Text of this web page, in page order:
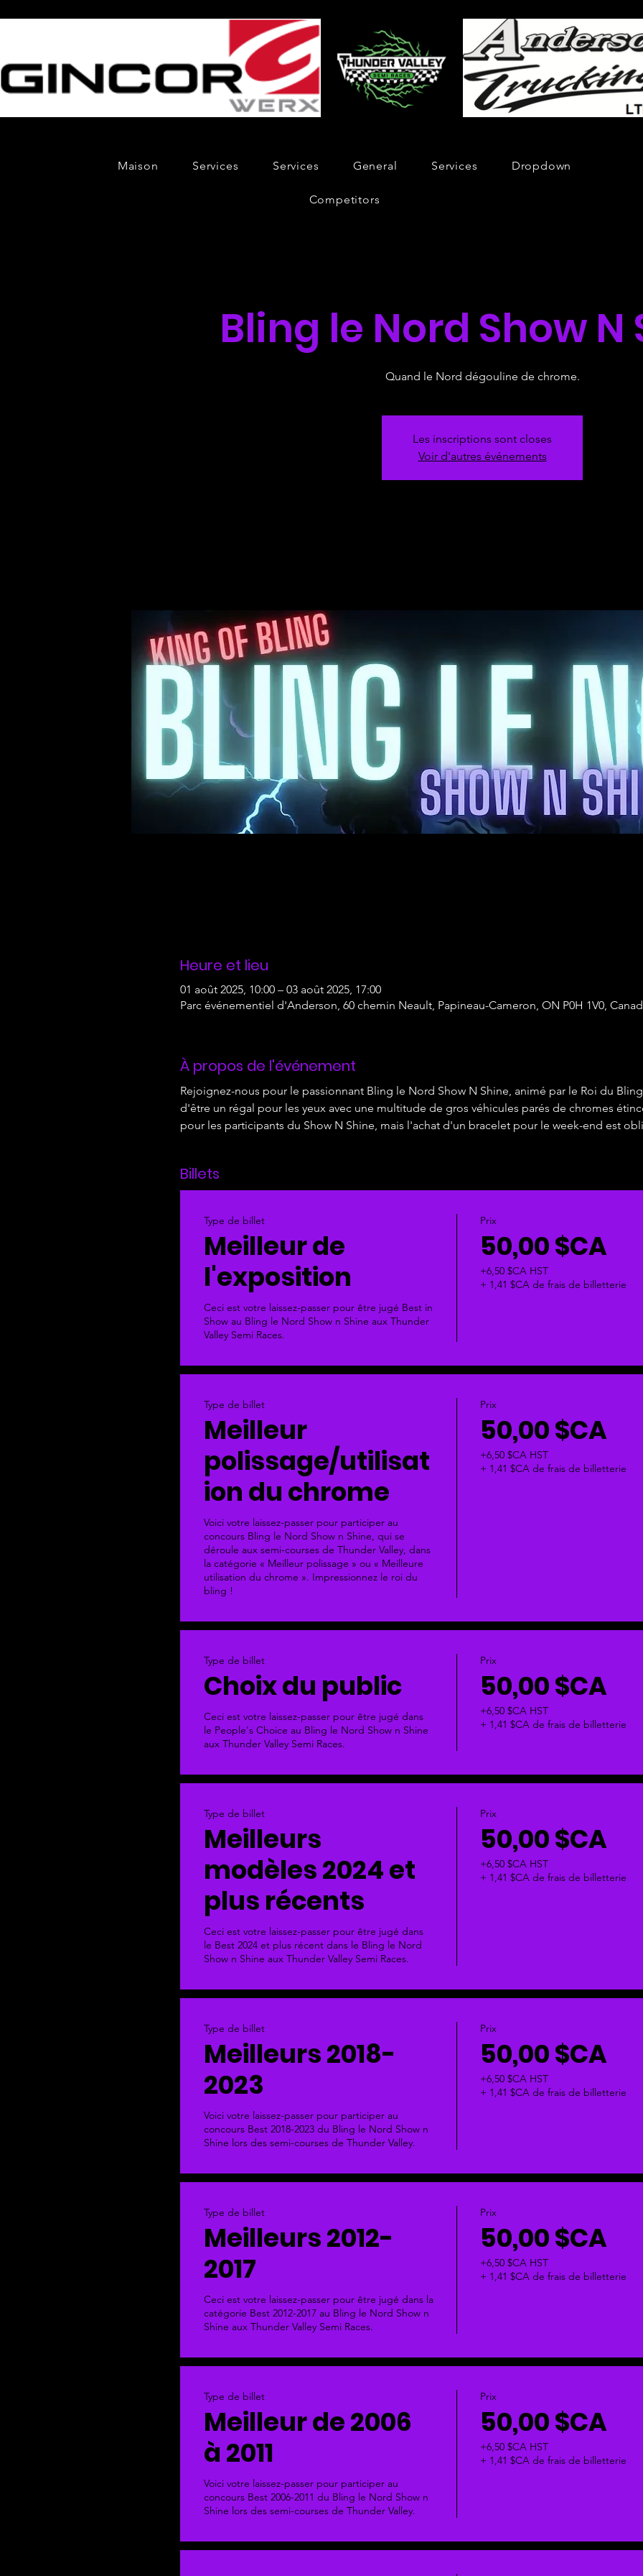
Maison Services Services General Services Dropdown
Competitors
Bling le Nord Show N
Quand le Nord dégouline de chrome.
Les inscriptions sont closes
Voir d'autres événements
Heure et lieu
01 août 2025, 10:00 – 03 août 2025, 17:00
Parc événementiel d'Anderson, 60 chemin Neault, Papineau-Cameron, ON P0H 1V0,
À propos de l'événement
Rejoignez-nous pour le passionnant Bling le Nord Show N Shine, animé par le Roi du
d'être un régal pour les yeux avec une multitude de gros véhicules parés de chromes
pour les participants du Show N Shine, mais l'achat d'un bracelet pour le week-end est
Billets
Type de billet
Meilleur de
l'exposition
Ceci est votre laissez-passer pour être jugé Best in
Show au Bling le Nord Show n Shine aux Thunder
Valley Semi Races.
Prix
50,00 $CA
+6,50 $CA HST
+ 1,41 $CA de frais de billetterie
Type de billet
Meilleur
polissage/utilisat
ion du chrome
Voici votre laissez-passer pour participer au
concours Bling le Nord Show n Shine, qui se
déroule aux semi-courses de Thunder Valley, dans
la catégorie « Meilleur polissage » ou « Meilleure
utilisation du chrome ». Impressionnez le roi du
bling !
Prix
50,00 $CA
+6,50 $CA HST
+ 1,41 $CA de frais de billetterie
Type de billet
Choix du public
Ceci est votre laissez-passer pour être jugé dans
le People's Choice au Bling le Nord Show n Shine
aux Thunder Valley Semi Races.
Prix
50,00 $CA
+6,50 $CA HST
+ 1,41 $CA de frais de billetterie
Type de billet
Meilleurs
modèles 2024 et
plus récents
Ceci est votre laissez-passer pour être jugé dans
le Best 2024 et plus récent dans le Bling le Nord
Show n Shine aux Thunder Valley Semi Races.
Prix
50,00 $CA
+6,50 $CA HST
+ 1,41 $CA de frais de billetterie
Type de billet
Meilleurs 2018-
2023
Voici votre laissez-passer pour participer au
concours Best 2018-2023 du Bling le Nord Show n
Shine lors des semi-courses de Thunder Valley.
Prix
50,00 $CA
+6,50 $CA HST
+ 1,41 $CA de frais de billetterie
Type de billet
Meilleurs 2012-
2017
Ceci est votre laissez-passer pour être jugé dans la
catégorie Best 2012-2017 au Bling le Nord Show n
Shine aux Thunder Valley Semi Races.
Prix
50,00 $CA
+6,50 $CA HST
+ 1,41 $CA de frais de billetterie
Type de billet
Meilleur de 2006
à 2011
Voici votre laissez-passer pour participer au
concours Best 2006-2011 du Bling le Nord Show n
Shine lors des semi-courses de Thunder Valley.
Prix
50,00 $CA
+6,50 $CA HST
+ 1,41 $CA de frais de billetterie